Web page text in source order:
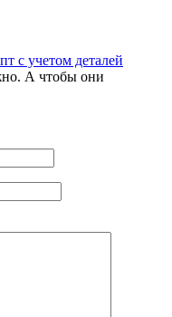
с учетом деталей
А чтобы они